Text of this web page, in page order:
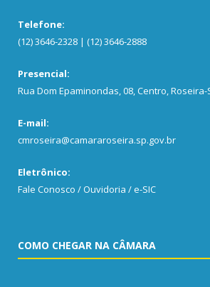
Telefone:
(12) 3646-2328 | (12) 3646-2888
Presencial:
Rua Dom Epaminondas, 08, Centro, Roseira-
E-mail:
cmroseira@camararoseira.sp.gov.br
Eletrônico:
Fale Conosco / Ouvidoria / e-SIC
COMO CHEGAR NA CÂMARA